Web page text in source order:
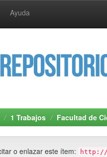
Ayuda
1 Trabajos Facultad de
o enlazar este ítem: http://